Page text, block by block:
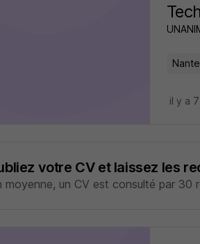
il y a
votre CV et laissez les
moyenne, un CV est consulté par 30